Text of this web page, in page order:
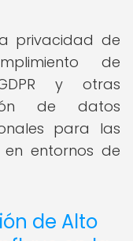
privacidad de
de
y otras
de datos
para las
entornos de
de Alto